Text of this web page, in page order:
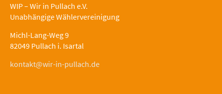
WIP – Wir in Pullach e.V.
Unabhängige Wählervereinigung
Michl-Lang-Weg 9
82049 Pullach i. Isartal
kontakt@wir-in-pullach.de